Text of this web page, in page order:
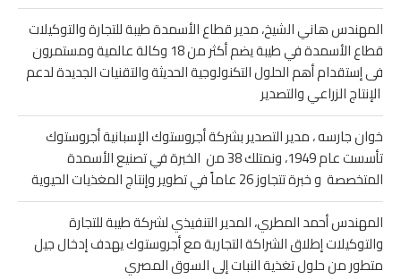
المهندس هاني الشيخ، مدير قطاع الأسمدة طيبة للتجارة والتوكيلات
قطاع الأسمدة في طيبة يضم أكثر من 18 وكالة عالمية ومستمرون
فى إستقدام أهم الحلول التكنولوجية الحديثة والتقنيات الجديدة لدعم
الإنتاج الزراعي والتصدير
خوان جارسه ، مدير التصدير بشركة أجروستوك الإسبانية أجروستوك
تأسست عام 1949، ونمتلك 38 من الخبرة في تصنيع الأسمدة
المتخصصة و خبرة تتجاوز 26 عاماً في تطوير وإنتاج المغذيات الحيوية
المهندس أحمد المطري، المدير التنفيذي لشركة طيبة للتجارة
والتوكيلات إطلاق الشراكة التجارية مع أجروستوك يهدف إدخال جيل
متطور من حلول تغذية النبات إلى السوق المصري